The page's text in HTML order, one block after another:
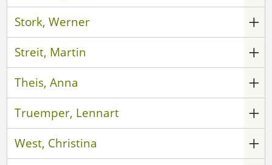
Stork, Werner
Streit, Martin
Theis, Anna
Truemper, Lennart
West, Christina